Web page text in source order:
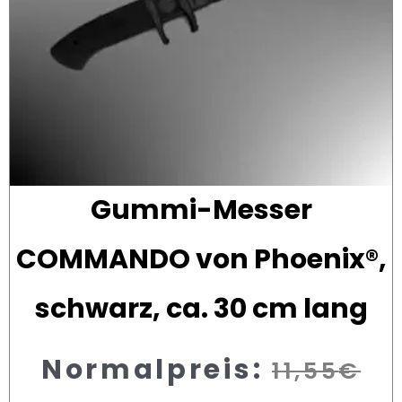
Gummi-Messer
COMMANDO von Phoenix®,
schwarz, ca. 30 cm lang
Normalpreis: 11,55€